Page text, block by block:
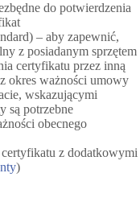
do potwierdzenia
– aby zapewnić,
z posiadanym sprzętem
certyfikatu przez inną
okres ważności umowy
wskazującymi
są potrzebne
obecnego
z dodatkowymi
)